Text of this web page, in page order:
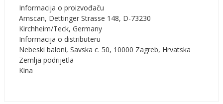
Informacija o proizvođaču
Amscan, Dettinger Strasse 148, D-73230
Kirchheim/Teck, Germany
Informacija o distributeru
Nebeski baloni, Savska c. 50, 10000 Zagreb, Hrvatska
Zemlja podrijetla
Kina